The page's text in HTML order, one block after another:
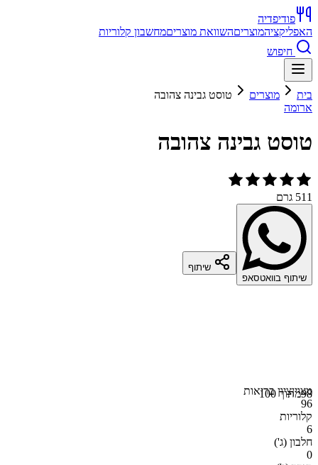
פודיפדיה
האפליקציהמוצריםהשוואת מוצריםמחשבון קלוריות
חיפוש
בית מוצרים
טוסט גבינה צהובה
ארומה
טוסט גבינה צהובה
511 גרם
שיתוף בוואטסאפ
שיתוף
98מתוך 100מצויןציון בריאות
96
קלוריות
6
חלבון (ג')
0